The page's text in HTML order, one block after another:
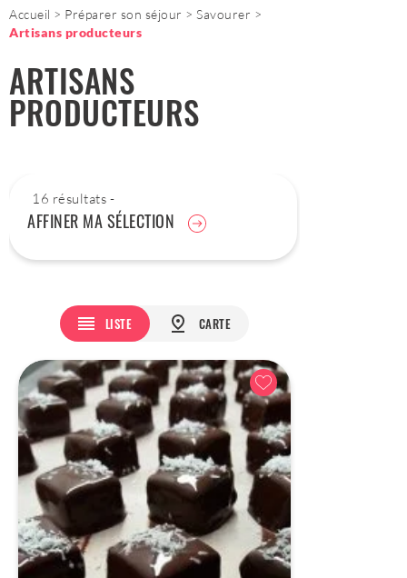
Accueil Préparer son séjour
Savourer
Artisans producteurs
ARTISANS
PRODUCTEURS
16 résultats -
AFFINER MA SÉLECTION
LISTE CARTE